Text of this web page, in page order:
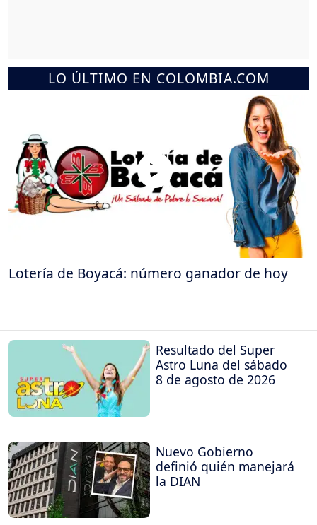
LO ÚLTIMO EN COLOMBIA.COM
Lotería de Boyacá: número ganador de hoy
Resultado del Super
Astro Luna del sábado
8 de agosto de 2026
Nuevo Gobierno
definió quién manejará
la DIAN